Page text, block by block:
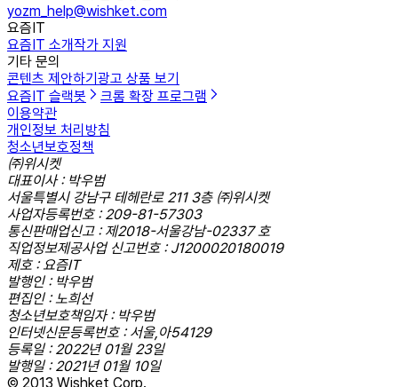
yozm_help@wishket.com
요즘IT
요즘IT 소개작가 지원
기타 문의
콘텐츠 제안하기 광고 상품 보기
요즘IT 슬랙봇
크롬 확장 프로그램
이용약관
개인정보 처리방침
청소년보호정책
㈜위시켓
대표이사 : 박우범
서울특별시 강남구 테헤란로 211 3층 ㈜위시켓
사업자등록번호 : 209-81-57303
통신판매업신고 : 제2018-서울강남-02337 호
직업정보제공사업 신고번호 : J1200020180019
제호 : 요즘IT
발행인 : 박우범
편집인 : 노희선
청소년보호책임자 : 박우범
인터넷신문등록번호 : 서울,아54129
등록일 : 2022년 01월 23일
발행일 : 2021년 01월 10일
© 2013 Wishket Corp.